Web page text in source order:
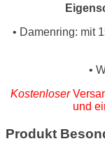
• Damenring: mit
•
Kostenloser
und
Produkt